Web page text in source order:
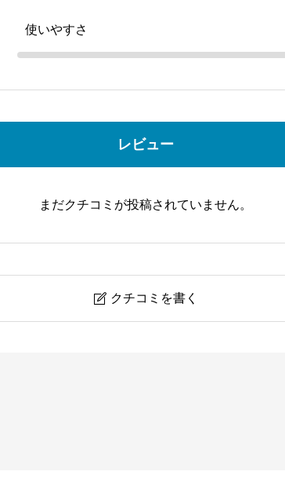
使いやすさ
レビュー
まだクチコミが投稿されていません。
 クチコミを書く